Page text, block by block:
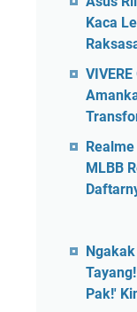
Kaca
MLBB
Pak!'